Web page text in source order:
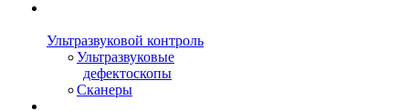
Ультразвуковой контроль
Ультразвуковые
дефектоскопы
Сканеры